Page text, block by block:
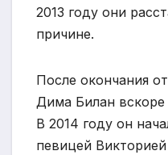
2013 году они
причине.
После окончания
Дима Билан
В 2014 году он
певицей